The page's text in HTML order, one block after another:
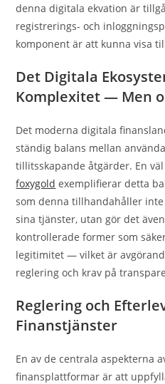
denna digitala ekvation är
registrerings- och
komponent är att kunna visa
Det Digitala
Komplexitet — Men
Det moderna digitala
ständig balans mellan
tillitsskapande åtgärder. En
foxygold exemplifierar detta
som denna tillhandahåller
sina tjänster, utan gör det
kontrollerade former som
legitimitet — vilket är
reglering och krav på
Reglering och
Finanstjänster
En av de centrala aspekterna
finansplattformar är att